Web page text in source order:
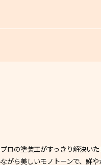
の塗装工がすっきり解決い
ら美しいモノトーンで、鮮